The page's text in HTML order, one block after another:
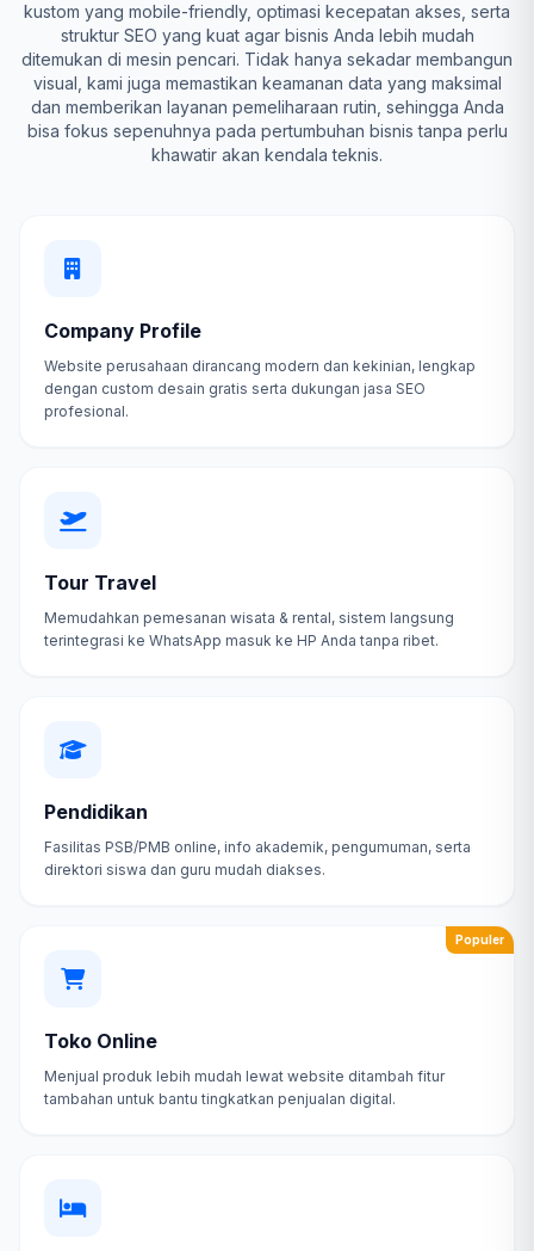
kustom yang mobile-friendly, optimasi kecepatan akses, serta
struktur SEO yang kuat agar bisnis Anda lebih mudah
ditemukan di mesin pencari. Tidak hanya sekadar membangun
visual, kami juga memastikan keamanan data yang maksimal
dan memberikan layanan pemeliharaan rutin, sehingga Anda
bisa fokus sepenuhnya pada pertumbuhan bisnis tanpa perlu
khawatir akan kendala teknis.
Company Profile
Website perusahaan dirancang modern dan kekinian, lengkap
dengan custom desain gratis serta dukungan jasa SEO
profesional.
Tour Travel
Memudahkan pemesanan wisata & rental, sistem langsung
terintegrasi ke WhatsApp masuk ke HP Anda tanpa ribet.
Pendidikan
Fasilitas PSB/PMB online, info akademik, pengumuman, serta
direktori siswa dan guru mudah diakses.
Populer
Toko Online
Menjual produk lebih mudah lewat website ditambah fitur
tambahan untuk bantu tingkatkan penjualan digital.